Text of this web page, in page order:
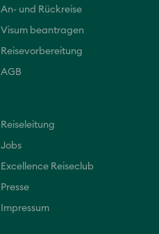
An- und Rückreise
Visum beantragen
Reisevorbereitung
AGB
Reiseleitung
Jobs
Excellence Reiseclub
Presse
Impressum